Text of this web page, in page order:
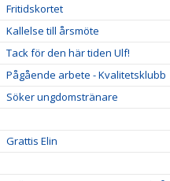
Fritidskortet
Kallelse till årsmöte
Tack för den här tiden Ulf!
Pågående arbete - Kvalitetsklubb
Söker ungdomstränare
Grattis Elin